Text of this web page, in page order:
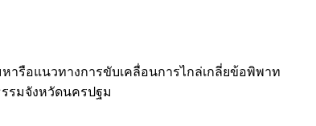
ารือแนวทางการขับเคลื่อนการไกล่เกลี่ยข้อพิพาท
รมจังหวัดนครปฐม